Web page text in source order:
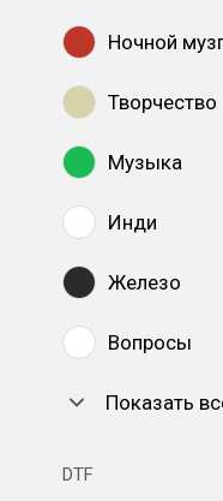
Творчество
Музыка
Инди
Железо
Вопросы
Показать
DTF